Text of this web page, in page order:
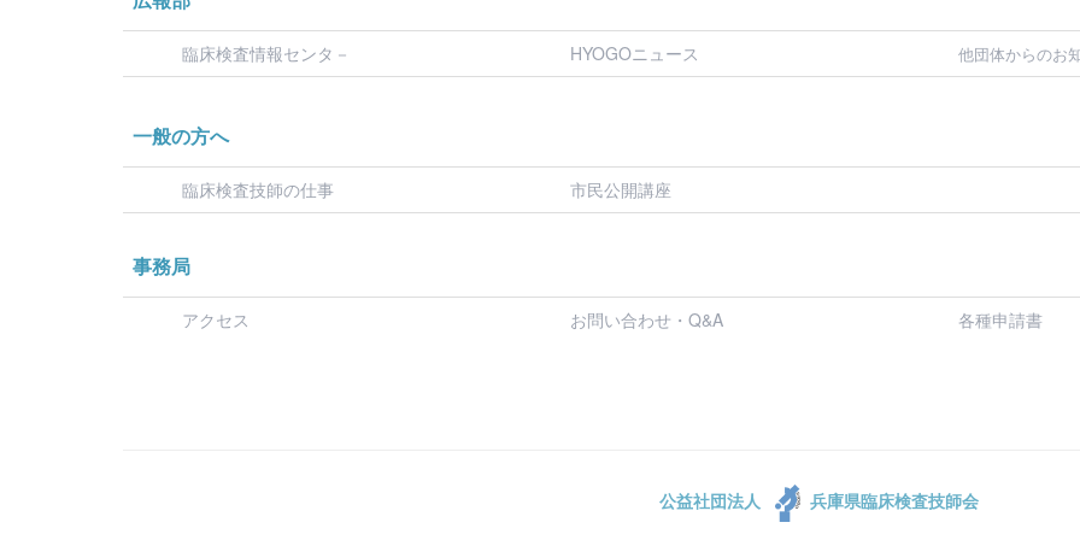
臨床検査情報センタ－ HYOGOニュース 他団体からのお
一般の方へ
臨床検査技師の仕事 市民公開講座
事務局
アクセス お問い合わせ・Q&A 各種申請書
公益社団法人 兵庫県臨床検査技師会